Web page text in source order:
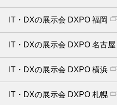
IT・DXの展示会 DXPO 福岡
IT・DXの展示会 DXPO 名古屋
IT・DXの展示会 DXPO 横浜
IT・DXの展示会 DXPO 札幌